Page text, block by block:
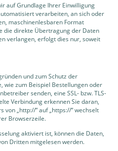
auf Grundlage Ihrer Einwilligung
verarbeiten, an sich oder
maschinenlesbaren Format
die direkte Übertragung der Daten
verlangen, erfolgt dies nur, soweit
und zum Schutz der
wie zum Beispiel Bestellungen oder
senden, eine SSL- bzw. TLS-
Verbindung erkennen Sie daran,
von „http://“ auf „https://“ wechselt
Browserzeile.
aktiviert ist, können die Daten,
Dritten mitgelesen werden.